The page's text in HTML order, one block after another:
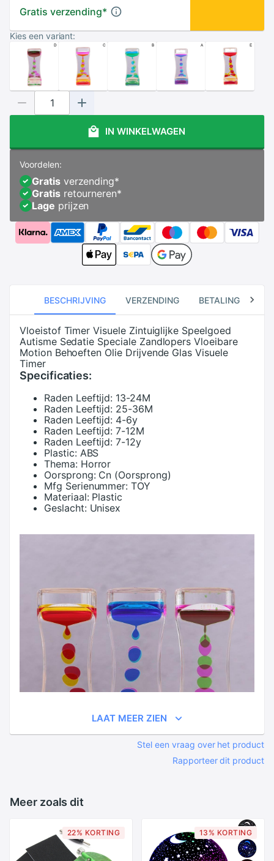
Gratis verzending*
Kies een variant:
IN WINKELWAGEN
Voordelen:
Gratisverzending*
Gratisretourneren*
Lage prijzen
BESCHRIJVING VERZENDING BETALING
Vloeistof Timer Visuele Zintuiglijke Speelgoed
Autisme Sedatie Speciale Zandlopers Vloeibare
Motion Behoeften Olie Drijvende Glas Visuele
Timer
Specificaties:
Raden Leeftijd: 13-24M
Raden Leeftijd: 25-36M
Raden Leeftijd: 4-6y
Raden Leeftijd: 7-12M
Raden Leeftijd: 7-12y
Plastic: ABS
Thema: Horror
Oorsprong: Cn (Oorsprong)
Mfg Serienummer: TOY
Materiaal: Plastic
Geslacht: Unisex
LAAT MEER ZIEN
Stel een vraag over het product
Rapporteer dit product
Meer zoals dit
22% KORTING 13% KORTING